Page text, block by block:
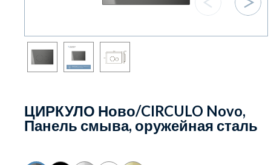
ЦИРКУЛО Ново/CIRCULO Novo,
Панель смыва, оружейная сталь